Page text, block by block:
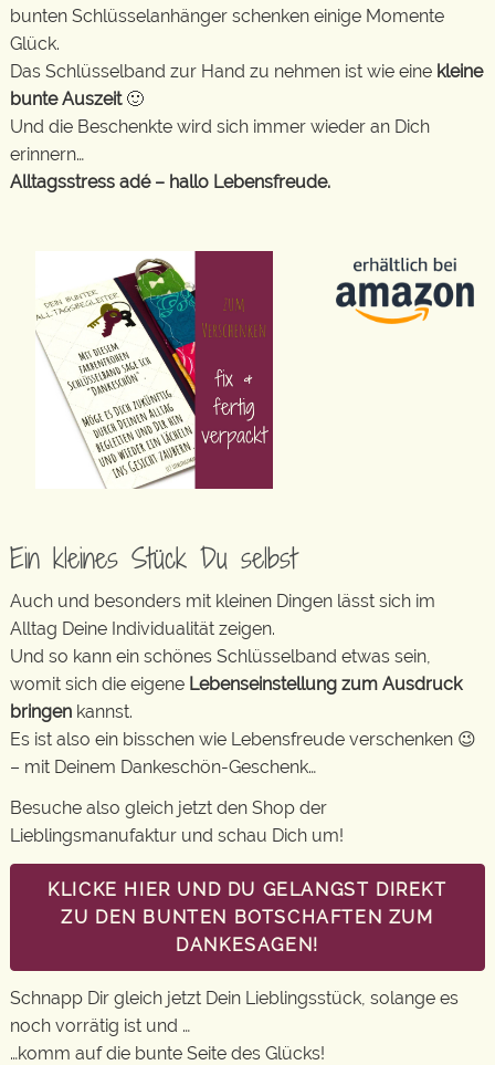
bunten Schlüsselanhänger schenken einige Momente
Glück.
Das Schlüsselband zur Hand zu nehmen ist wie eine kleine
bunte Auszeit🙂
Und die Beschenkte wird sich immer wieder an Dich
erinnern…
Alltagsstress adé – hallo Lebensfreude.
Ein kleines Stück Du selbst
Auch und besonders mit kleinen Dingen lässt sich im
Alltag Deine Individualität zeigen.
Und so kann ein schönes Schlüsselband etwas sein,
womit sich die eigene Lebenseinstellung zum Ausdruck
bringen kannst.
Es ist also ein bisschen wie Lebensfreude verschenken 😉
– mit Deinem Dankeschön-Geschenk…
Besuche also gleich jetzt den Shop der
Lieblingsmanufaktur und schau Dich um!
KLICKE HIER UND DU GELANGST DIREKT
ZU DEN BUNTEN BOTSCHAFTEN ZUM
DANKESAGEN!
Schnapp Dir gleich jetzt Dein Lieblingsstück, solange es
noch vorrätig ist und …
…komm auf die bunte Seite des Glücks!